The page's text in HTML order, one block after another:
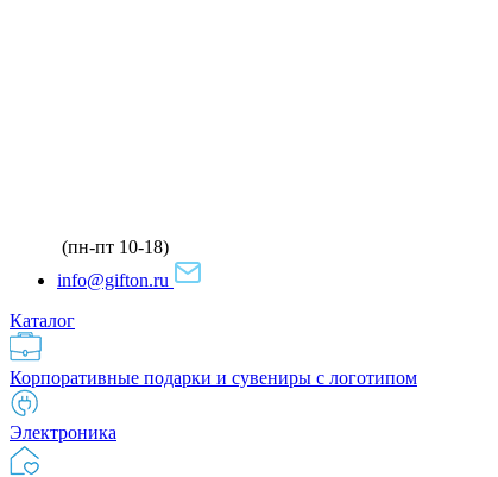
(пн-пт 10-18)
info@gifton.ru
Каталог
Корпоративные подарки и сувениры с логотипом
Электроника